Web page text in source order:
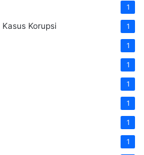
1
Korupsi 1
1
1
1
1
1
1